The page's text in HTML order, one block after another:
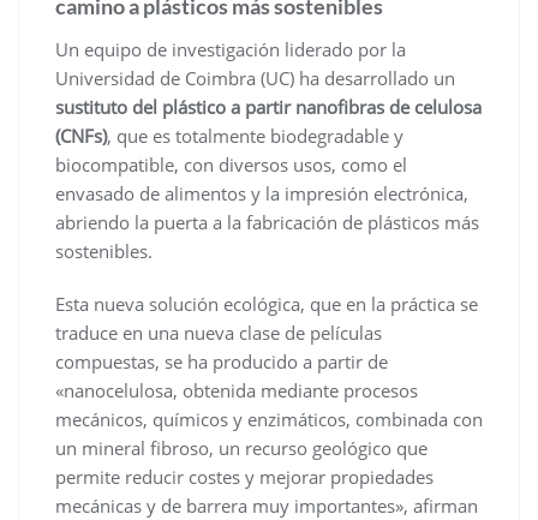
camino a plásticos más sostenibles
Un equipo de investigación liderado por la
Universidad de Coimbra (UC) ha desarrollado un
sustituto del plástico a partir nanofibras de celulosa
(CNFs), que es totalmente biodegradable y
biocompatible, con diversos usos, como el
envasado de alimentos y la impresión electrónica,
abriendo la puerta a la fabricación de plásticos más
sostenibles.
Esta nueva solución ecológica, que en la práctica se
traduce en una nueva clase de películas
compuestas, se ha producido a partir de
«nanocelulosa, obtenida mediante procesos
mecánicos, químicos y enzimáticos, combinada con
un mineral fibroso, un recurso geológico que
permite reducir costes y mejorar propiedades
mecánicas y de barrera muy importantes», afirman